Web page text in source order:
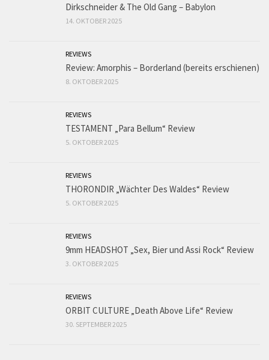
Dirkschneider & The Old Gang – Babylon
14. OKTOBER 2025
REVIEWS
Review: Amorphis – Borderland (bereits erschienen)
8. OKTOBER 2025
REVIEWS
TESTAMENT „Para Bellum“ Review
5. OKTOBER 2025
REVIEWS
THORONDIR „Wächter Des Waldes“ Review
5. OKTOBER 2025
REVIEWS
9mm HEADSHOT „Sex, Bier und Assi Rock“ Review
3. OKTOBER 2025
REVIEWS
ORBIT CULTURE „Death Above Life“ Review
30. SEPTEMBER 2025